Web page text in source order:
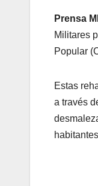
Prensa
Militares
Popular
Estas
a través